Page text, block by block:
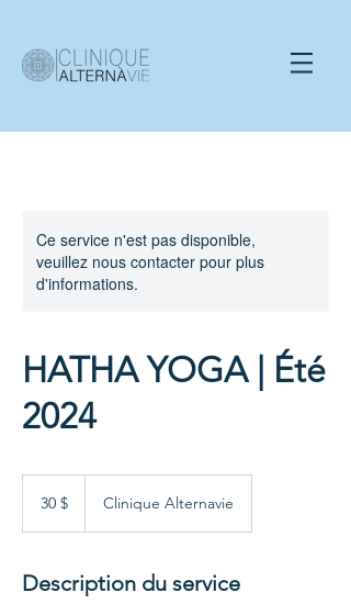
Ce service n'est pas disponible,
veuillez nous contacter pour plus
d'informations.
HATHA YOGA | Été
2024
30 $ Clinique Alternavie
Description du service